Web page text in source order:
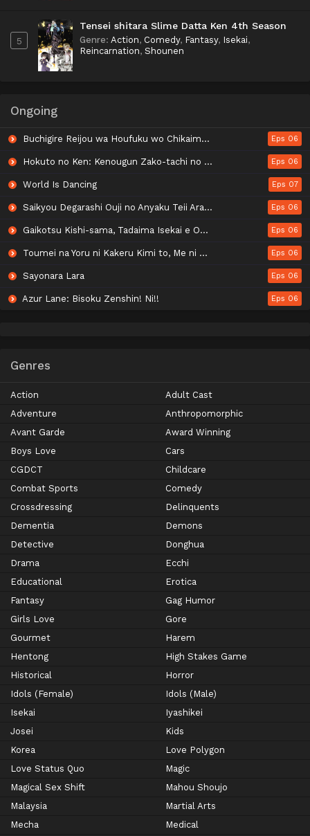
5
Tensei shitara Slime Datta Ken 4th Season
Genre: Action, Comedy, Fantasy, Isekai,
Reincarnation, Shounen
Ongoing
Buchigire Reijou wa Houfuku wo Chikaimashita. Madousho no Chikara de Sokoku wo Tatakitsubushimasu Eps 06
Hokuto no Ken: Kenougun Zako-tachi no Banka Part 2 Eps 06
World Is Dancing Eps 07
Saikyou Degarashi Ouji no Anyaku Teii Arasoi Eps 06
Gaikotsu Kishi-sama, Tadaima Isekai e Odekakechuu Season 2 Eps 06
Toumei na Yoru ni Kakeru Kimi to, Me ni Mienai Koi wo Shita. Eps 06
Sayonara Lara Eps 06
Azur Lane: Bisoku Zenshin! Ni!! Eps 06
Genres
Action
Adult Cast
Adventure
Anthropomorphic
Avant Garde
Award Winning
Boys Love
Cars
CGDCT
Childcare
Combat Sports
Comedy
Crossdressing
Delinquents
Dementia
Demons
Detective
Donghua
Drama
Ecchi
Educational
Erotica
Fantasy
Gag Humor
Girls Love
Gore
Gourmet
Harem
Hentong
High Stakes Game
Historical
Horror
Idols (Female)
Idols (Male)
Isekai
Iyashikei
Josei
Kids
Korea
Love Polygon
Love Status Quo
Magic
Magical Sex Shift
Mahou Shoujo
Malaysia
Martial Arts
Mecha
Medical